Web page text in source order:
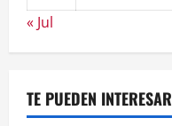
« Jul
TE PUEDEN INTERESAR